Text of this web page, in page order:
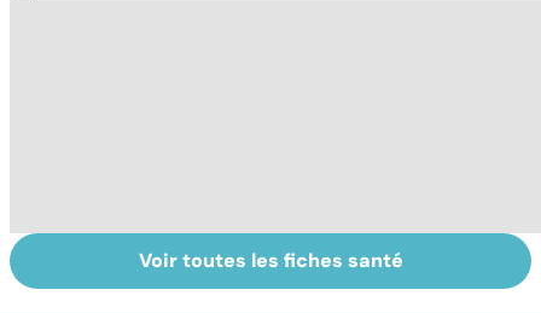
Grand froid : nos
conseils
Perturbateurs
endocriniens :
Voir toutes les fiches santé